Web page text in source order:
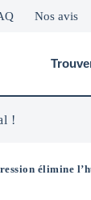
Nos avis
!
élimine